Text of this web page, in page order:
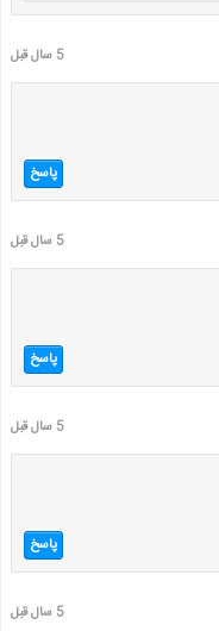
5 سال قبل
پاسخ
5 سال قبل
پاسخ
5 سال قبل
پاسخ
5 سال قبل